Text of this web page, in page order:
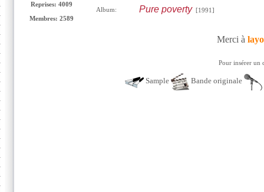
Reprises: 4009
Membres: 2589
Album: Pure poverty[1991]
Merci à
Pour insérer un
Sample Bande originale